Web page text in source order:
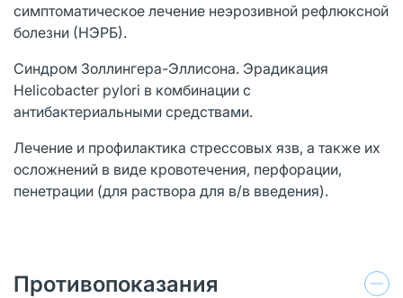
симптоматическое лечение неэрозивной рефлюксной
болезни (НЭРБ).
Синдром Золлингера-Эллисона. Эрадикация
Helicobacter pylori в комбинации с
антибактериальными средствами.
Лечение и профилактика стрессовых язв, а также их
осложнений в виде кровотечения, перфорации,
пенетрации (для раствора для в/в введения).
Противопоказания